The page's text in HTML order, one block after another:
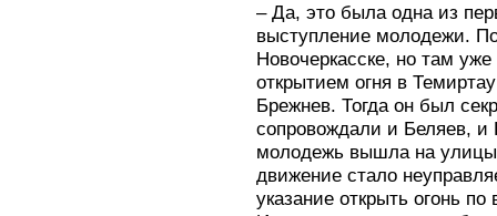
– Да, это была одна из
выступление молодежи.
Новочеркасске, но там
открытием огня в
Брежнев. Тогда он был
сопровождали и Беляев, и
молодежь вышла на
движение стало
указание открыть огонь